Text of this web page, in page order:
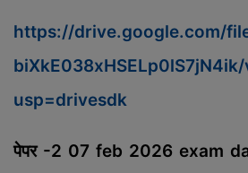
https://drive.google.com/
usp=drivesdk
पेपर -2 07 feb 2026 exam